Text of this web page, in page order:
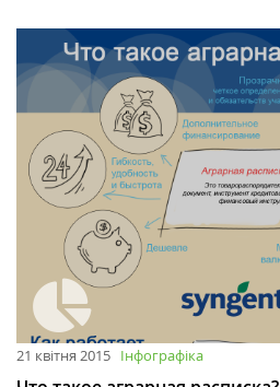
21 квітня 2015 Інфографіка